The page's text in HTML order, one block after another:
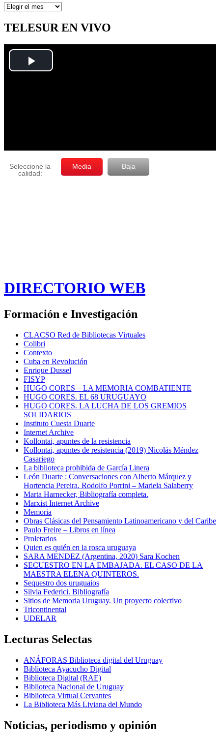
Artículos
mes
TELESUR EN VIVO
DIRECTORIO WEB
Formación e Investigación
CLACSO Red de Bibliotecas Virtuales
Colibri
Contexto
Cuba en Revolución
Enrique Dussel
FISYP
HUGO CORES – LA MEMORIA COMBATIENTE
HUGO CORES. EL 68 URUGUAYO
HUGO CORES. LA LUCHA DE LOS GREMIOS
SOLIDARIOS
Instituto Cuesta Duarte
Internet Archive
Kollontai, apuntes de la resistencia
Kollontai, apuntes de resistencia (2019) Nicolás Méndez
Casariego
La biblioteca prohibida de García Linera
León Duarte : Conversaciones con Alberto Márquez y
Hortencia Pereira. Rodolfo Porrini – Mariela Salaberry
Marta Harnecker, Bibliografía completa.
Marxist Internet Archive
Memoria
Obras Clásicas del Pensamiento Latinoamericano y del Caribe
Paulo Freire – Libros en línea
Proletarios
Quien es quién en la rosca uruguaya
SARA MENDEZ (Argentina, 2020) Sara Kochen
SECUESTRO EN LA EMBAJADA. EL CASO DE LA
MAESTRA ELENA QUINTEROS.
Sequestro dos uruguaios
Silvia Federici. Bibliografía
Sitios de Memoria Uruguay. Un proyecto colectivo
Tricontinental
UDELAR
Lecturas Selectas
ANÁFORAS Biblioteca digital del Uruguay
Biblioteca Ayacucho Digital
Biblioteca Digital (RAE)
Biblioteca Nacional de Uruguay
Biblioteca Virtual Cervantes
La Biblioteca Más Liviana del Mundo
Noticias, periodismo y opinión